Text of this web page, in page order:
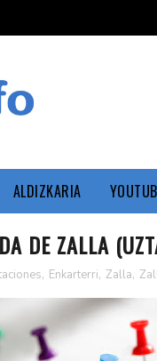
ALDIZKARIA
DE ZALLA
, Enkarterri, Zalla,